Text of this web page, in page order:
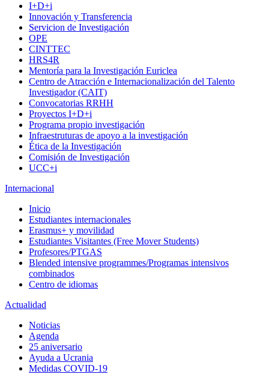
I+D+i
Innovación y Transferencia
Servicion de Investigación
OPE
CINTTEC
HRS4R
Mentoría para la Investigación Euriclea
Centro de Atracción e Internacionalización del Talento
Investigador (CAIT)
Convocatorias RRHH
Proyectos I+D+i
Programa propio investigación
Infraestruturas de apoyo a la investigación
Ética de la Investigación
Comisión de Investigación
UCC+i
Internacional
Inicio
Estudiantes internacionales
Erasmus+ y movilidad
Estudiantes Visitantes (Free Mover Students)
Profesores/PTGAS
Blended intensive programmes/Programas intensivos
combinados
Centro de idiomas
Actualidad
Noticias
Agenda
25 aniversario
Ayuda a Ucrania
Medidas COVID-19